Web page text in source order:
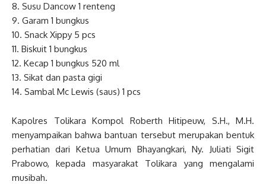
8. Susu Dancow 1 renteng
9. Garam 1 bungkus
10. Snack Xippy 5 pcs
11. Biskuit 1 bungkus
12. Kecap 1 bungkus 520 ml
13. Sikat dan pasta gigi
14. Sambal Mc Lewis (saus) 1 pcs
Kapolres Tolikara Kompol Roberth Hitipeuw, S.H., M.H.
menyampaikan bahwa bantuan tersebut merupakan bentuk
perhatian dari Ketua Umum Bhayangkari, Ny. Juliati Sigit
Prabowo, kepada masyarakat Tolikara yang mengalami
musibah.